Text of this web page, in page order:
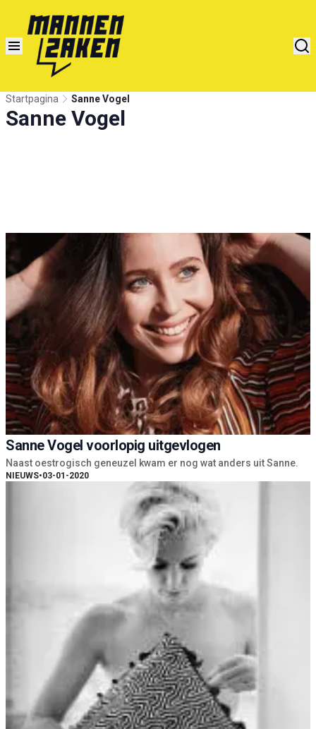
Startpagina Sanne Vogel
Sanne Vogel
Sanne Vogel voorlopig uitgevlogen
Naast oestrogisch geneuzel kwam er nog wat anders uit Sanne.
NIEUWS•03-01-2020